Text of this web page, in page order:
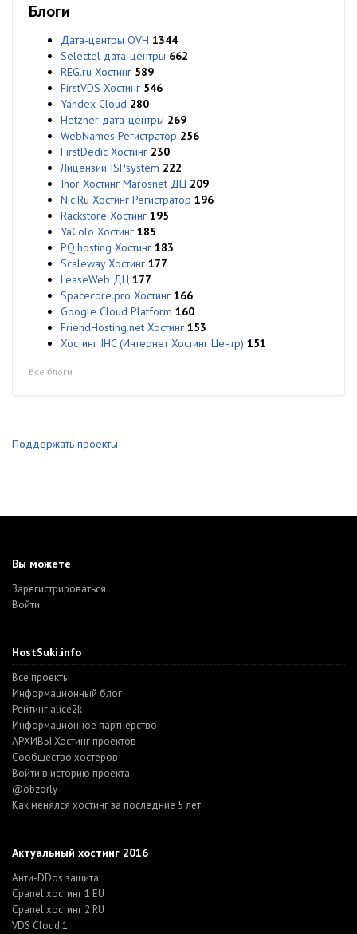
Блоги
Дата-центры OVH 1344
Selectel дата-центры 662
REG.ru Хостинг 589
FirstVDS Хостинг 546
Yandex Cloud 280
Hetzner дата-центры 269
WebNames Регистратор 256
FirstDedic Хостинг 230
Лицензии ISPsystem 222
Ihor Хостинг Marosnet ДЦ 209
Nic.Ru Хостинг Регистратор 196
Rackstore Хостинг 195
YaColo Хостинг 185
PQ.hosting Хостинг 183
Scaleway Хостинг 177
LeaseWeb ДЦ 177
Spacecore.pro Хостинг 166
Google Cloud Platform 160
FriendHosting.net Хостинг 153
Хостинг IHC (Интернет Хостинг Центр) 151
Все блоги
Поддержать проекты
Вы можете
Зарегистрироваться
Войти
HostSuki.info
Все проекты
Информационный блог
Рейтинг alice2k
Информационное партнерство
АРХИВЫ Хостинг проектов
Cообщество хостеров
Войти в историю проекта
@obzorly
Как менялся хостинг за последние 5 лет
Актуальный хостинг 2016
Анти-DDos защита
Cpanel хостинг 1 EU
Cpanel хостинг 2 RU
VDS Cloud 1